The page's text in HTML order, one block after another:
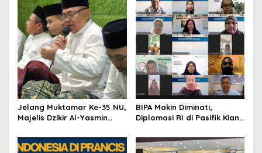
Jelang Muktamar Ke-35 NU,
Majelis Dzikir Al-Yasmin
Persatuan Bangsa
BIPA Makin Diminati,
Diplomasi RI di Pasifik Kian